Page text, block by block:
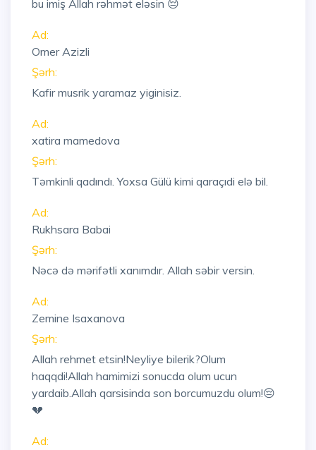
bu imiş Allah rəhmət eləsin 😔
Ad:
Omer Azizli
Şərh:
Kafir musrik yaramaz yiginisiz.
Ad:
xatira mamedova
Şərh:
Təmkinli qadındı. Yoxsa Gülü kimi qaraçıdi elə bil.
Ad:
Rukhsara Babai
Şərh:
Nəcə də mərifətli xanımdır. Allah səbir versin.
Ad:
Zemine Isaxanova
Şərh:
Allah rehmet etsin!Neyliye bilerik?Olum
haqqdi!Allah hamimizi sonucda olum ucun
yardaib.Allah qarsisinda son borcumuzdu olum!😔
💔
Ad: